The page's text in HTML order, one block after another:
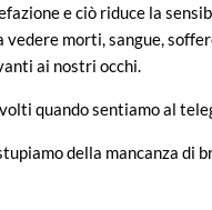
e ciò riduce la
morti, sangue,
ai nostri occhi.
quando sentiamo al
della mancanza di